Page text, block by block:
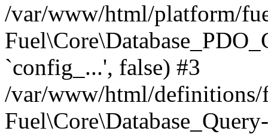
/var/www/html/platform/
`config_...', false) #3
/var/www/html/definitions/